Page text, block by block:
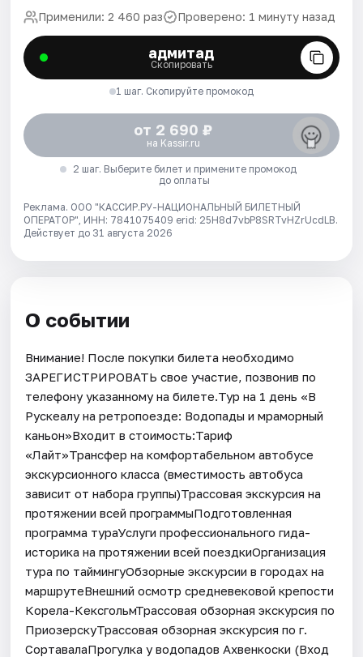
Применили: 2 460 раз Проверено: 1 минуту назад
адмитад
Скопировать
1 шаг. Скопируйте промокод
от 2 690 ₽
на Kassir.ru
2 шаг. Выберите билет и примените промокод
до оплаты
Реклама. ООО "КАССИР.РУ-НАЦИОНАЛЬНЫЙ БИЛЕТНЫЙ
ОПЕРАТОР", ИНН: 7841075409 erid: 25H8d7vbP8SRTvHZrUcdLB.
Действует до 31 августа 2026
О событии
Внимание! После покупки билета необходимо
ЗАРЕГИСТРИРОВАТЬ свое участие, позвонив по
телефону указанному на билете.Тур на 1 день «В
Рускеалу на ретропоезде: Водопады и мраморный
каньон»Входит в стоимость:Тариф
«Лайт»Трансфер на комфортабельном автобусе
экскурсионного класса (вместимость автобуса
зависит от набора группы)Трассовая экскурсия на
протяжении всей программыПодготовленная
программа тураУслуги профессионального гида-
историка на протяжении всей поездкиОрганизация
тура по таймингуОбзорные экскурсии в городах на
маршрутеВнешний осмотр средневековой крепости
Корела-КексгольмТрассовая обзорная экскурсия по
ПриозерскуТрассовая обзорная экскурсия по г.
СортавалаПрогулка у водопадов Ахвенкоски (Вход